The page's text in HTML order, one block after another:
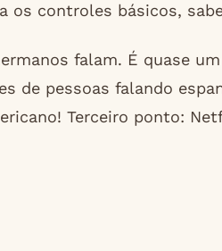
os controles básicos,
falam. É quase
de pessoas falando
Terceiro ponto: